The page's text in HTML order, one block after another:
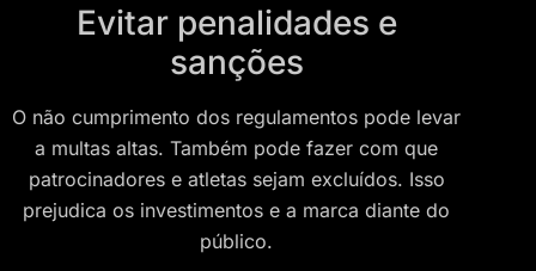
Evitar penalidades e
sanções
O não cumprimento dos regulamentos pode levar
a multas altas. Também pode fazer com que
patrocinadores e atletas sejam excluídos. Isso
prejudica os investimentos e a marca diante do
público.